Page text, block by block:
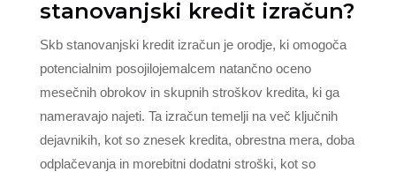
stanovanjski kredit izračun?
Skb stanovanjski kredit izračun je orodje, ki omogoča
potencialnim posojilojemalcem natančno oceno
mesečnih obrokov in skupnih stroškov kredita, ki ga
nameravajo najeti. Ta izračun temelji na več ključnih
dejavnikih, kot so znesek kredita, obrestna mera, doba
odplačevanja in morebitni dodatni stroški, kot so